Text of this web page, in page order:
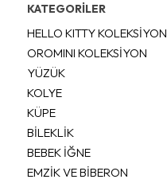
KATEGORİLER
HELLO KITTY KOLEKSİYON
OROMINI KOLEKSİYON
YÜZÜK
KOLYE
KÜPE
BİLEKLİK
BEBEK İĞNE
EMZİK VE BİBERON